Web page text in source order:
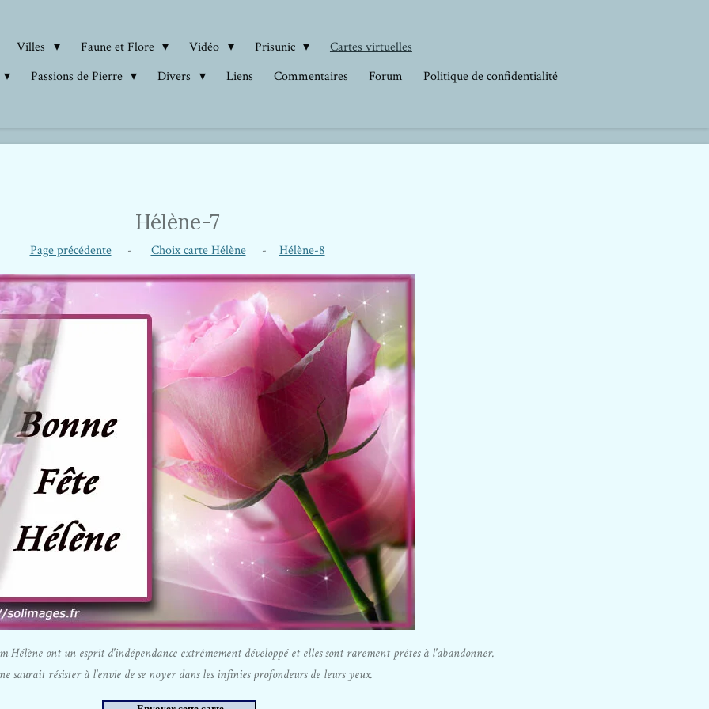
Villes Faune et Flore Vidéo Prisunic
Cartes virtuelles
Passions de Pierre Divers Liens Commentaires Forum
Politique de confidentialité
Hélène-7
Page précédente- Choix carte Hélène- Hélène-8
Hélène ont un esprit d'indépendance extrêmement développé et elles sont rarement prêtes à l'abandonner.
saurait résister à l'envie de se noyer dans les infinies profondeurs de leurs yeux.